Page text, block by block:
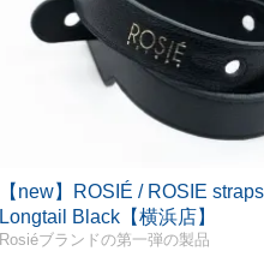
【new】ROSIÉ / ROSIE
Longtail Black【横浜店】
Rosiéブランドの第一弾の製品